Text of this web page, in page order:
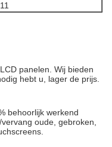
panelen. Wij bieden
hebt u, lager de prijs.
behoorlijk werkend
oude, gebroken,